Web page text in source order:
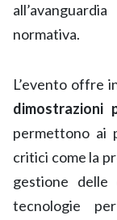
normativa.
L’evento offre
dimostrazioni
permettono ai
critici come la
gestione delle
tecnologie